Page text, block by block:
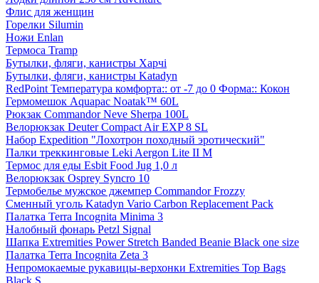
Флис для женщин
Горелки Silumin
Ножи Enlan
Термоса Tramp
Бутылки, фляги, канистры Харчі
Бутылки, фляги, канистры Katadyn
RedPoint Температура комфорта:: от -7 до 0 Форма:: Кокон
Гермомешок Aquapac Noatak™ 60L
Рюкзак Commandor Neve Sherpa 100L
Велорюкзак Deuter Compact Air EXP 8 SL
Набор Expedition "Лохотрон походный эротический"
Палки треккинговые Leki Aergon Lite II M
Термос для еды Esbit Food Jug 1,0 л
Велорюкзак Osprey Syncro 10
Термобелье мужское джемпер Commandor Frozzy
Сменный уголь Katadyn Vario Carbon Replacement Pack
Палатка Terra Incognita Minima 3
Налобный фонарь Petzl Signal
Шапка Extremities Power Stretch Banded Beanie Black one size
Палатка Terra Incognita Zeta 3
Непромокаемые рукавицы-верхонки Extremities Top Bags